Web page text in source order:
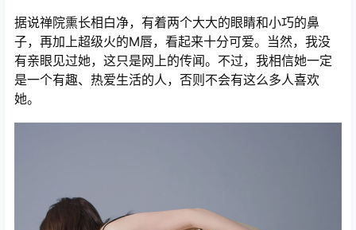
据说禅院熏长相白净，有着两个大大的眼睛和小巧的鼻
子，再加上超级火的M唇，看起来十分可爱。当然，我没
有亲眼见过她，这只是网上的传闻。不过，我相信她一定
是一个有趣、热爱生活的人，否则不会有这么多人喜欢
她。